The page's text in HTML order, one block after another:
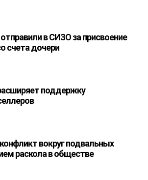
в СИЗО за присвоение
счета дочери
поддержку
вокруг подвальных
раскола в обществе